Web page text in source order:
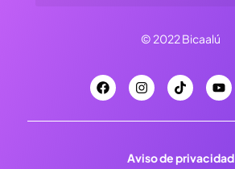
© 2022 Bicaalú
Aviso de privacidad